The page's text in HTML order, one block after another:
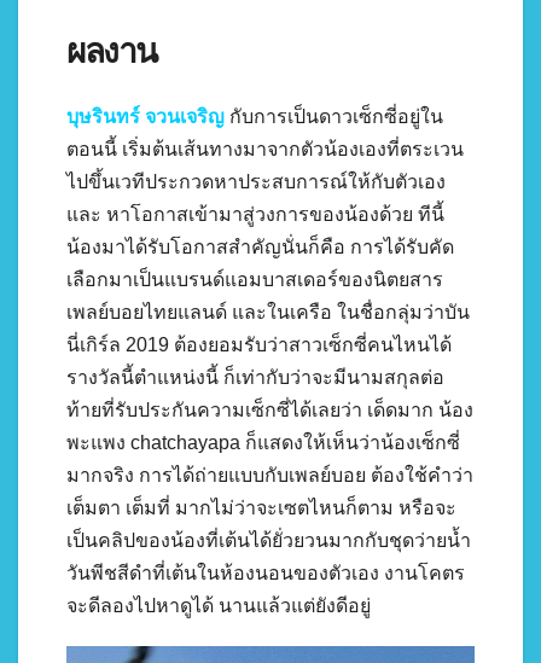
ผลงาน
บุษรินทร์ จวนเจริญ กับการเป็นดาวเซ็กซี่อยู่ใน
ตอนนี้ เริ่มต้นเส้นทางมาจากตัวน้องเองที่ตระเวน
ไปขึ้นเวทีประกวดหาประสบการณ์ให้กับตัวเอง
และ หาโอกาสเข้ามาสู่วงการของน้องด้วย ทีนี้
น้องมาได้รับโอกาสสำคัญนั่นก็คือ การได้รับคัด
เลือกมาเป็นแบรนด์แอมบาสเดอร์ของนิตยสาร
เพลย์บอยไทยแลนด์ และในเครือ ในชื่อกลุ่มว่าบัน
นี่เกิร์ล 2019 ต้องยอมรับว่าสาวเซ็กซี่คนไหนได้
รางวัลนี้ตำแหน่งนี้ ก็เท่ากับว่าจะมีนามสกุลต่อ
ท้ายที่รับประกันความเซ็กซี่ได้เลยว่า เด็ดมาก น้อง
พะแพง chatchayapa ก็แสดงให้เห็นว่าน้องเซ็กซี่
มากจริง การได้ถ่ายแบบกับเพลย์บอย ต้องใช้คำว่า
เต็มตา เต็มที่ มากไม่ว่าจะเซตไหนก็ตาม หรือจะ
เป็นคลิปของน้องที่เต้นได้ยั่วยวนมากกับชุดว่ายน้ำ
วันพีชสีดำที่เต้นในห้องนอนของตัวเอง งานโคตร
จะดีลองไปหาดูได้ นานแล้วแต่ยังดีอยู่